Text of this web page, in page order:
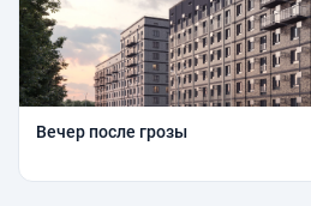
Вечер после грозы